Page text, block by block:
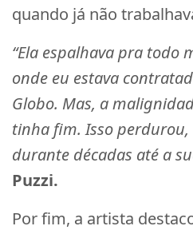
quando já não
“Ela espalhava pra todo
onde eu estava
Globo. Mas, a
tinha fim. Isso perdurou,
durante décadas até a
Puzzi.
Por fim, a artista